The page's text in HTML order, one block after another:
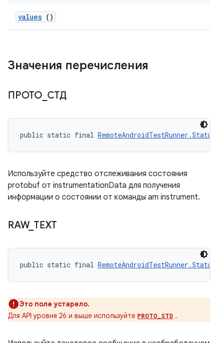
values ()
Значения перечисления
ПРОТО СТД
public static final
Используйте средство отслеживания состояния
protobuf от instrumentationData для получения
информации о состоянии от команды am instrument.
RAW_ TEXT
public static final
Это поле устарело.
Для API уровня 26 и выше используйте PROTO_STD .